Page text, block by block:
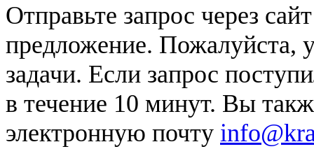
Отправьте запрос через
предложение. Пожалуйста,
задачи. Если запрос
в течение 10 минут. Вы
электронную почту